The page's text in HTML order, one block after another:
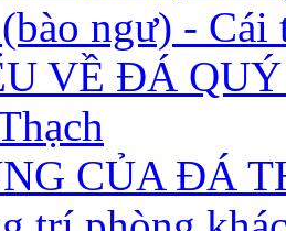
ngư) - Cái
VỀ ĐÁ QUÝ
CỦA ĐÁ